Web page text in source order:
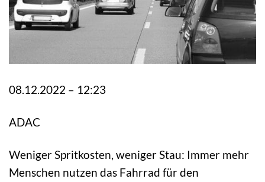
08.12.2022 – 12:23
ADAC
Weniger Spritkosten, weniger Stau: Immer mehr
Menschen nutzen das Fahrrad für den